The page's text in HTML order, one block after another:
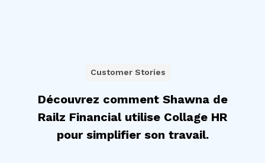
Customer Stories
Découvrez comment Shawna de
Railz Financial utilise Collage HR
pour simplifier son travail.